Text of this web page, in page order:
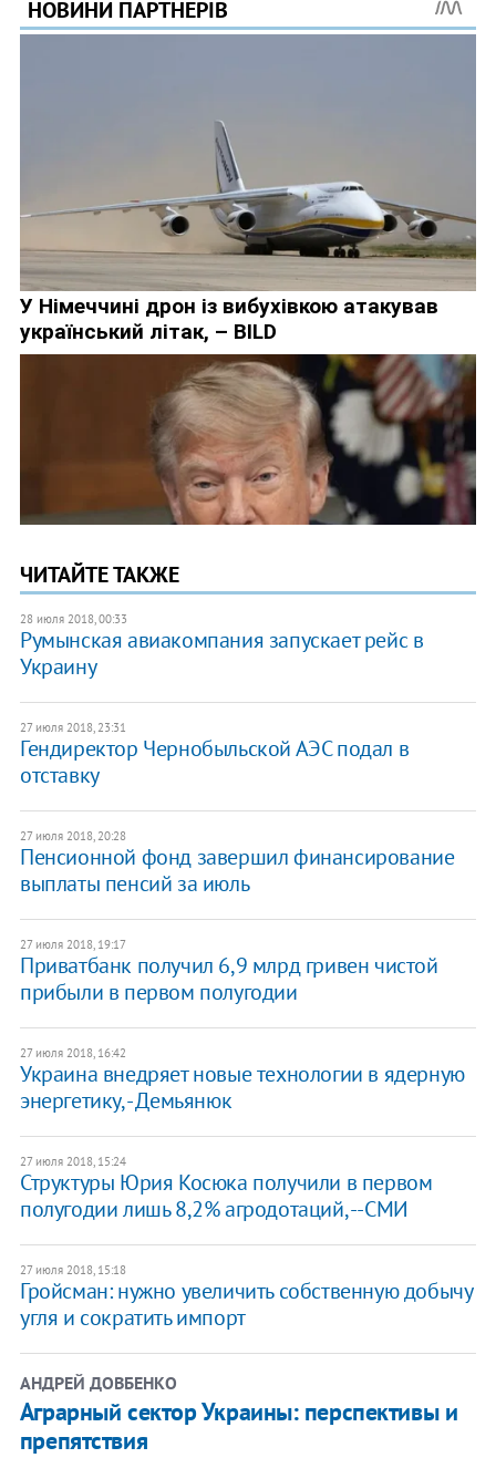
ЧИТАЙТЕ ТАКЖЕ
28 июля 2018, 00:33
Румынская авиакомпания запускает рейс в
Украину
27 июля 2018, 23:31
Гендиректор Чернобыльской АЭС подал в
отставку
27 июля 2018, 20:28
Пенсионной фонд завершил финансирование
выплаты пенсий за июль
27 июля 2018, 19:17
Приватбанк получил 6,9 млрд гривен чистой
прибыли в первом полугодии
27 июля 2018, 16:42
​Украина внедряет новые технологии в ядерную
энергетику, - Демьянюк
27 июля 2018, 15:24
Структуры Юрия Косюка получили в первом
полугодии лишь 8,2% агродотаций, --СМИ
27 июля 2018, 15:18
Гройсман: нужно увеличить собственную добычу
угля и сократить импорт
АНДРЕЙ ДОВБЕНКО
Аграрный сектор Украины: перспективы и
препятствия